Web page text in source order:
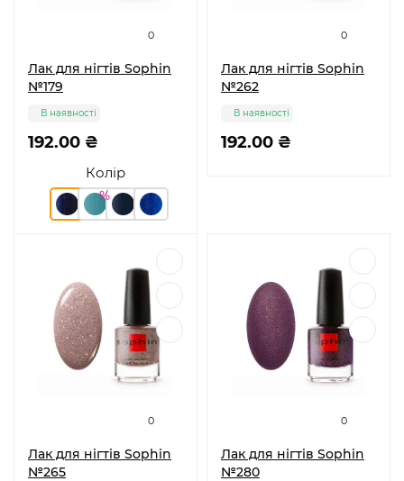
0
Лак для нігтів Sophin
№179
Колір
192.00 ₴
В наявності
0
Лак для нігтів Sophin
№262
192.00 ₴
В наявності
0
Лак для нігтів Sophin
№265
0
Лак для нігтів Sophin
№280